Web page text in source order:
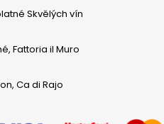
Skvělých vín
Fattoria il Muro
Ca di Rajo